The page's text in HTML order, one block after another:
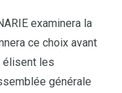
examinera la
ce choix avant
élisent les
générale